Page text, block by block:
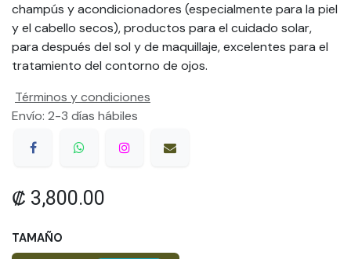
champús y acondicionadores (especialmente para la piel
y el cabello secos), productos para el cuidado solar,
para después del sol y de maquillaje, excelentes para el
tratamiento del contorno de ojos.
₡ 3,800.00
TAMAÑO
Términos y condiciones
Envío: 2-3 días hábiles